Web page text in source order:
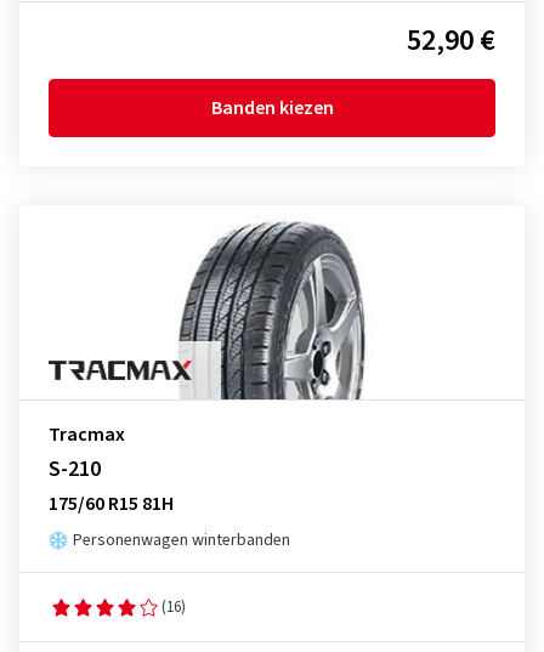
52,90 €
Banden kiezen
Tracmax
S-210
175/60 R15 81H
Personenwagen winterbanden
(16)